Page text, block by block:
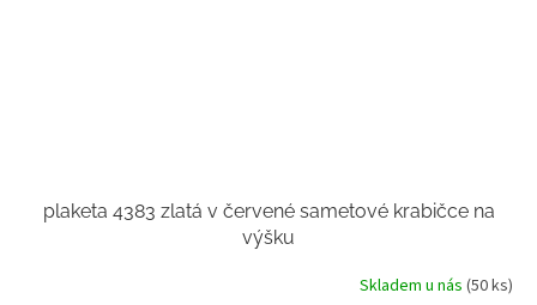
plaketa 4383 zlatá v červené sametové krabičce na
výšku
Skladem u nás (50 ks)